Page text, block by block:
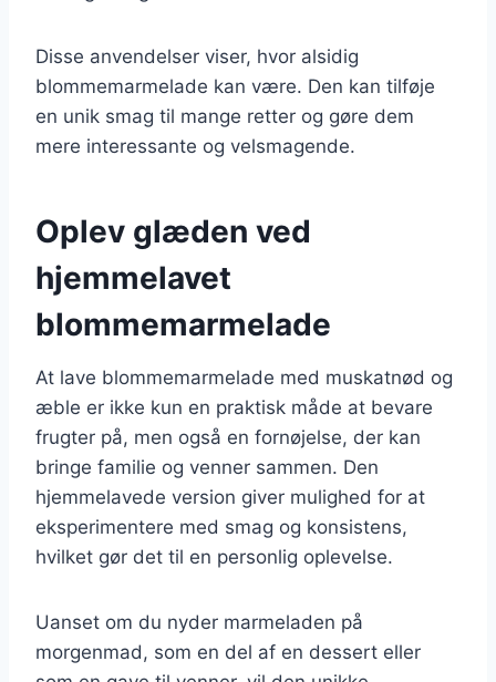
Disse anvendelser viser, hvor alsidig
blommemarmelade kan være. Den kan tilføje
en unik smag til mange retter og gøre dem
mere interessante og velsmagende.
Oplev glæden ved
hjemmelavet
blommemarmelade
At lave blommemarmelade med muskatnød og
æble er ikke kun en praktisk måde at bevare
frugter på, men også en fornøjelse, der kan
bringe familie og venner sammen. Den
hjemmelavede version giver mulighed for at
eksperimentere med smag og konsistens,
hvilket gør det til en personlig oplevelse.
Uanset om du nyder marmeladen på
morgenmad, som en del af en dessert eller